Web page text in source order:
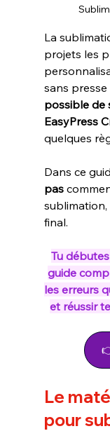
La
projets les
sans presse
possible de
EasyPress
quelques
Dans ce
pas
sublimation,
final.
Tu
guide
les erreurs
et réussir
Le
pour